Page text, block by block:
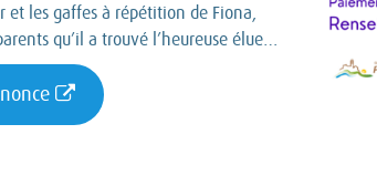
et les gaffes à répétition de Fiona,
qu’il a trouvé l’heureuse élue…